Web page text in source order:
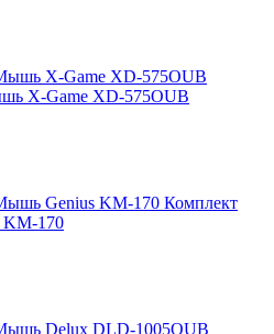
X-Game XD-575OUB
Комплект
KM-170